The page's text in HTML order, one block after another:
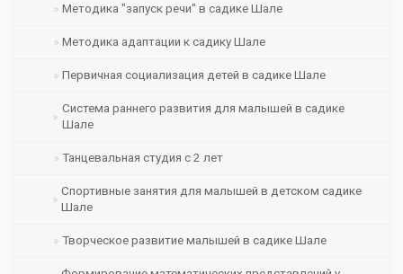
Методика "запуск речи" в садике Шале
Методика адаптации к садику Шале
Первичная социализация детей в садике Шале
Система раннего развития для малышей в садике
Шале
Танцевальная студия с 2 лет
Спортивные занятия для малышей в детском садике
Шале
Творческое развитие малышей в садике Шале